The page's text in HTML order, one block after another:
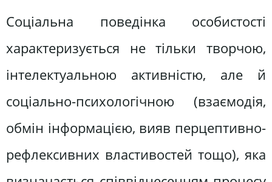
Соціальна поведінка особистості
характеризується не тільки творчою,
інтелектуальною активністю, але й
соціально-психологічною (взаємодія,
обмін інформацією, вияв перцептивно-
рефлексивних властивостей тощо), яка